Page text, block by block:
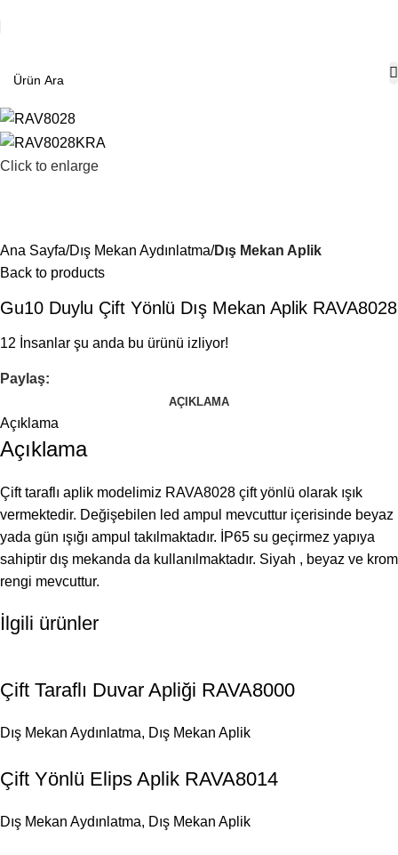
Click to enlarge
Ana Sayfa Dış Mekan Aydınlatma Dış Mekan Aplik
Back to products
Gu10 Duylu Çift Yönlü Dış Mekan Aplik RAVA8028
12 İnsanlar şu anda bu ürünü izliyor!
Paylaş:
AÇIKLAMA
Açıklama
Açıklama
Çift taraflı aplik modelimiz RAVA8028 çift yönlü olarak ışık
vermektedir. Değişebilen led ampul mevcuttur içerisinde beyaz
yada gün ışığı ampul takılmaktadır. İP65 su geçirmez yapıya
sahiptir dış mekanda da kullanılmaktadır. Siyah , beyaz ve krom
rengi mevcuttur.
İlgili ürünler
Çift Taraflı Duvar Apliği RAVA8000
Dış Mekan Aydınlatma, Dış Mekan Aplik
Çift Yönlü Elips Aplik RAVA8014
Dış Mekan Aydınlatma, Dış Mekan Aplik